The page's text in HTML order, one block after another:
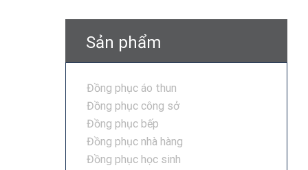
Sản phẩm
Đồng phục áo thun
Đồng phục công sở
Đồng phục bếp
Đồng phục nhà hàng
Đồng phục học sinh